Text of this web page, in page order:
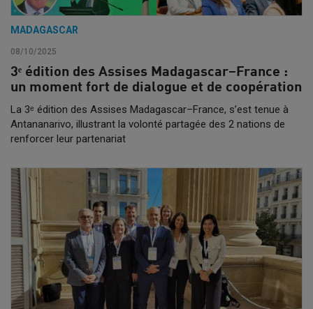
MADAGASCAR
08/10/2025
3ᵉ édition des Assises Madagascar–France :
un moment fort de dialogue et de coopération
La 3ᵉ édition des Assises Madagascar–France, s’est tenue à
Antananarivo, illustrant la volonté partagée des 2 nations de
renforcer leur partenariat